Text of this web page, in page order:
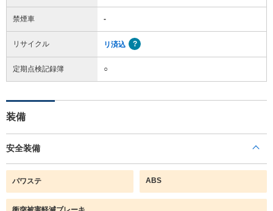
禁煙車 -
リサイクル リ済込
定期点検記録簿 ○
装備
安全装備
パワステ ABS